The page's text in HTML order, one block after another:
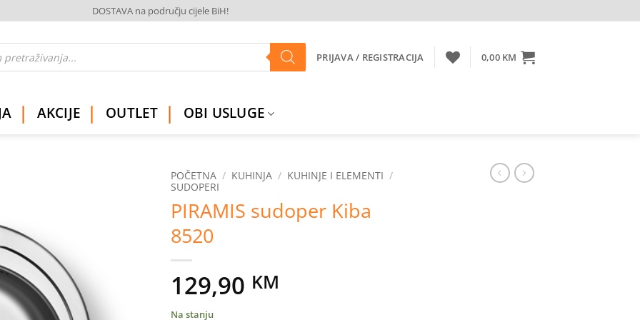
DOSTAVA na području cijele BiH!
PRIJAVA / REGISTRACIJA 0,00 KM
AKCIJE OUTLET OBI USLUGE
POČETNA / KUHINJA / KUHINJE I ELEMENTI /
SUDOPERI
PIRAMIS sudoper Kiba
8520
129,90 KM
Na stanju